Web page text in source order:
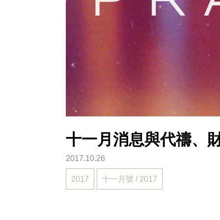
十一月消息與代禱、
2017.10.26
2017 十一月號 / 2017